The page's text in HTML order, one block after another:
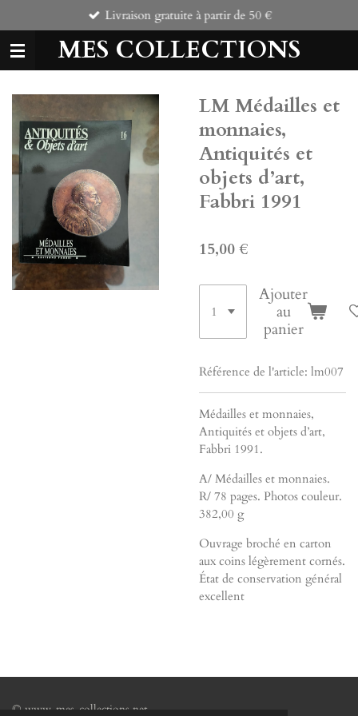
au
contenu
principal
MES COLLECTIONS
Livraison gratuite à partir de 50 €
LM Médailles et
monnaies,
Antiquités et
objets d’art,
Fabbri 1991
15,00 €
Ajouter
au
panier
Référence de l'article: lm007
Médailles et monnaies,
Antiquités et objets d’art,
Fabbri 1991.
A/ Médailles et monnaies.
R/ 78 pages. Photos couleur.
382,00 g
Ouvrage broché en carton
aux coins légèrement cornés.
État de conservation général
excellent
© www-mes-collections.net